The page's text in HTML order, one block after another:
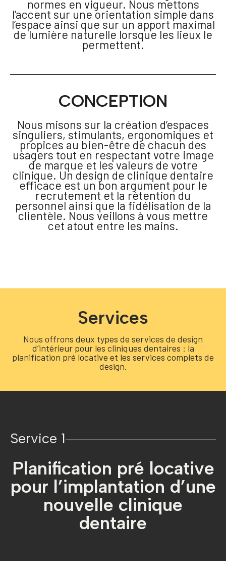
normes en vigueur. Nous mettons
l’accent sur une orientation simple dans
l’espace ainsi que sur un apport maximal
de lumière naturelle lorsque les lieux le
permettent.
CONCEPTION
Nous misons sur la création d’espaces
singuliers, stimulants, ergonomiques et
propices au bien-être de chacun des
usagers tout en respectant votre image
de marque et les valeurs de votre
clinique. Un design de clinique dentaire
efficace est un bon argument pour le
recrutement et la rétention du
personnel ainsi que la fidélisation de la
clientèle. Nous veillons à vous mettre
cet atout entre les mains.
Services
Nous offrons deux types de services de design
d’intérieur pour les cliniques dentaires : la
planification pré locative et les services complets de
design.
Service 1
Planification pré locative
pour l’implantation d’une
nouvelle clinique
dentaire